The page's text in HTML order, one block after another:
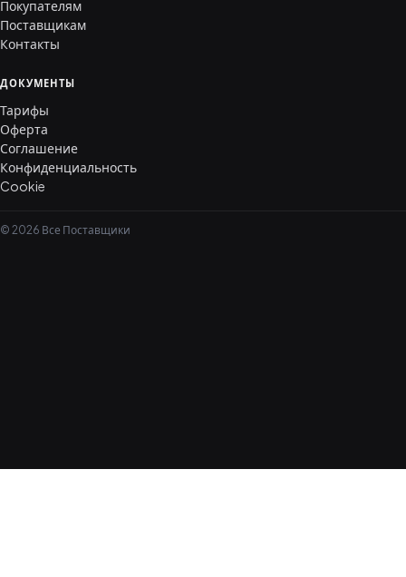
Покупателям
Поставщикам
Контакты
ДОКУМЕНТЫ
Тарифы
Оферта
Соглашение
Конфиденциальность
Cookie
© 2026 Все Поставщики